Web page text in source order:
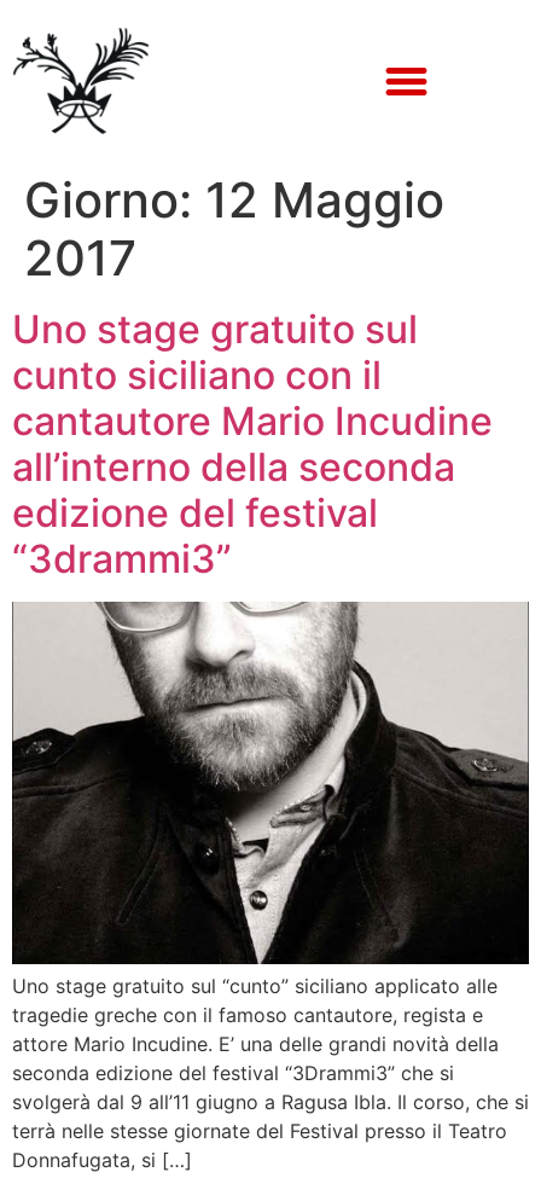
Giorno: 12 Maggio
2017
Uno stage gratuito sul
cunto siciliano con il
cantautore Mario Incudine
all’interno della seconda
edizione del festival
“3drammi3”
Uno stage gratuito sul “cunto” siciliano applicato alle
tragedie greche con il famoso cantautore, regista e
attore Mario Incudine. E’ una delle grandi novità della
seconda edizione del festival “3Drammi3” che si
svolgerà dal 9 all’11 giugno a Ragusa Ibla. Il corso, che si
terrà nelle stesse giornate del Festival presso il Teatro
Donnafugata, si […]